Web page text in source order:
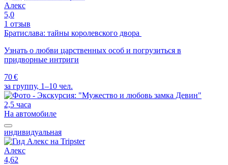
Алекс
5,0
1 отзыв
Братислава: тайны королевского двора
Узнать о любви царственных особ и погрузиться в
придворные интриги
70 €
за группу, 1–10 чел.
2,5 часа
На автомобиле
индивидуальная
Алекс
4,62